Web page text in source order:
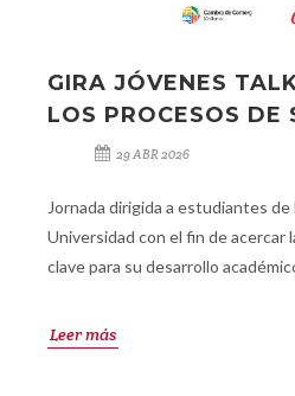
GIRA JÓVENES
LOS PROCESOS DE
29 ABR 2026
Jornada dirigida a estudiantes de
Universidad con el fin de acercar
clave para su desarrollo
Leer más